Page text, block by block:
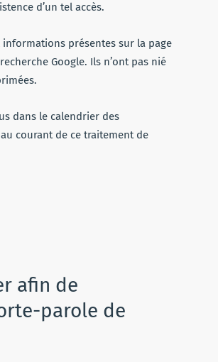
d’un tel accès.
présentes sur la page
Google. Ils n’ont pas nié
dans le calendrier des
courant de ce traitement de
afin de
parole de